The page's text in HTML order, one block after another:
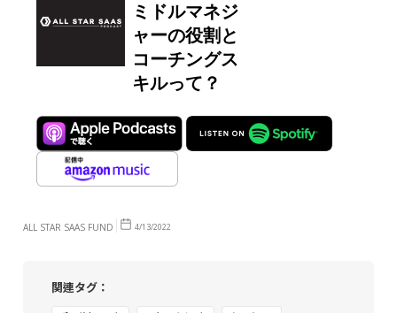
ALL STAR SAAS FUND 4/13/2022
関連タグ：